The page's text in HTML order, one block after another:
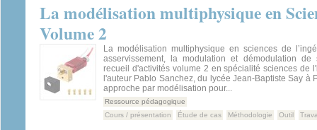
La modélisation multiphysique en
Volume 2
La modélisation multiphysique en sciences de
asservissement, la modulation et démodulation de
recueil d'activités volume 2 en spécialité sciences de
l'auteur Pablo Sanchez, du lycée Jean-Baptiste Say à
approche par modélisation pour...
Ressource pédagogique
Cours / présentation
Étude de cas Méthodologie Outil